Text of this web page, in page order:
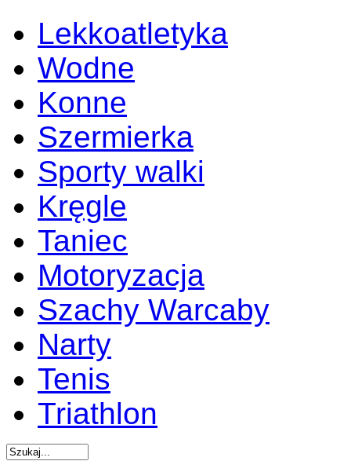
Lekkoatletyka
Wodne
Konne
Szermierka
Sporty walki
Kręgle
Taniec
Motoryzacja
Szachy Warcaby
Narty
Tenis
Triathlon